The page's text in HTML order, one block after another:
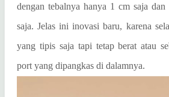
dengan tebalnya hanya 1 cm saja
saja. Jelas ini inovasi baru, karena
yang tipis saja tapi tetap berat atau
port yang dipangkas di dalamnya.